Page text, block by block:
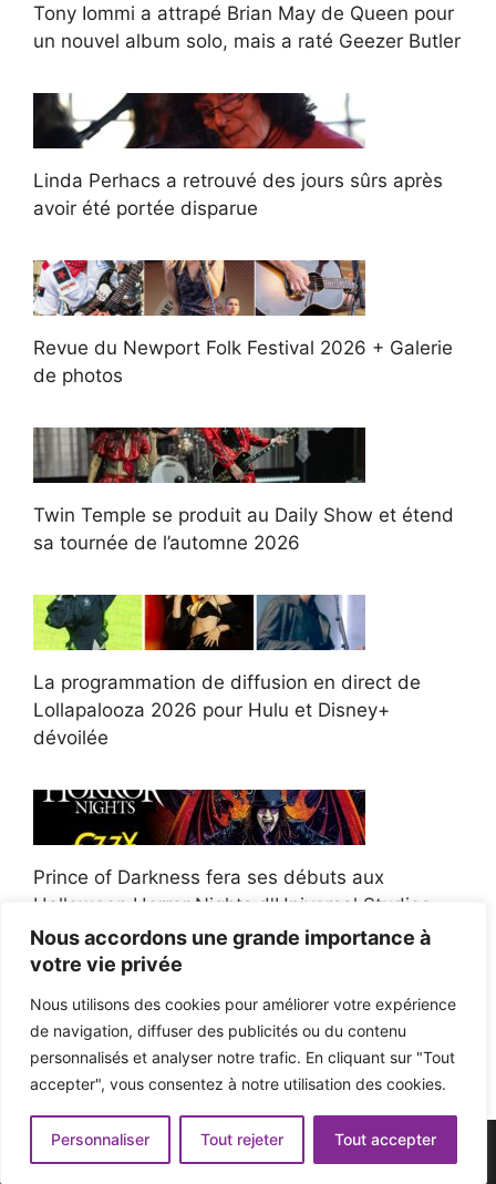
Nous accordons une grande importance à
votre vie privée
Nous utilisons des cookies pour améliorer votre expérience
de navigation, diffuser des publicités ou du contenu
personnalisés et analyser notre trafic. En cliquant sur "Tout
accepter", vous consentez à notre utilisation des cookies.
Personnaliser Tout rejeter Tout accepter
Tony Iommi a attrapé Brian May de Queen pour
un nouvel album solo, mais a raté Geezer Butler
Linda Perhacs a retrouvé des jours sûrs après
avoir été portée disparue
Revue du Newport Folk Festival 2026 + Galerie
de photos
Twin Temple se produit au Daily Show et étend
sa tournée de l’automne 2026
La programmation de diffusion en direct de
Lollapalooza 2026 pour Hulu et Disney+
dévoilée
Prince of Darkness fera ses débuts aux
Halloween Horror Nights d'Universal Studios
Afroman poursuit un policier de l'Ohio après la
victoire du jury en diffamation
© 2026 - Pop'n Music -